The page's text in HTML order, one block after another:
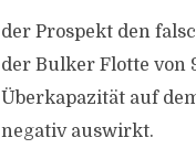
der Prospekt den
der Bulker Flotte von
Überkapazität auf
negativ auswirkt.